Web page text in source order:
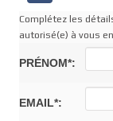
Complétez les
autorisé(e) à vous
PRÉNOM*:
EMAIL*: